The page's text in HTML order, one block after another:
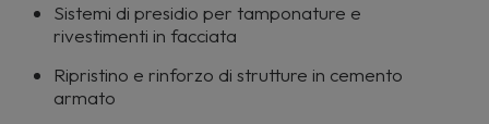
Sistemi di presidio per tamponature e
rivestimenti in facciata
Ripristino e rinforzo di strutture in cemento
armato